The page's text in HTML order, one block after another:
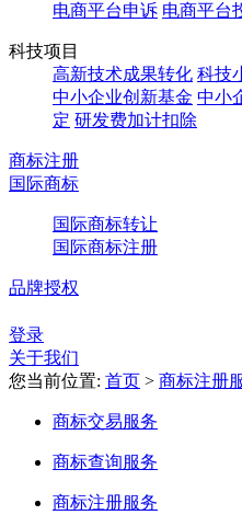
电商平台申诉 电商平台
科技项目
高新技术成果转化 科技
中小企业创新基金 中小
定 研发费加计扣除
商标注册
国际商标
国际商标转让
国际商标注册
品牌授权
登录
关于我们
您当前位置: 首页 > 商标注册
商标交易服务
商标查询服务
商标注册服务